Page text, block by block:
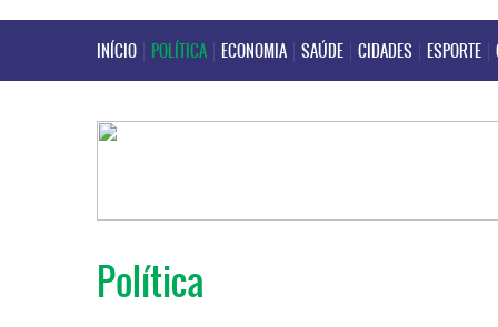
INÍCIO POLÍTICA ECONOMIA SAÚDE CIDADES ESPORTE
Política